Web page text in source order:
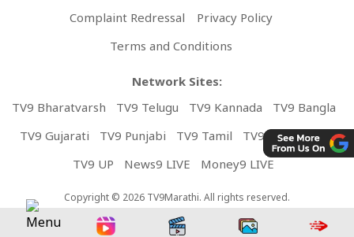
Complaint Redressal
Privacy Policy
Terms and Conditions
Network Sites:
TV9 Bharatvarsh
TV9 Telugu TV9 Kannada
TV9 Bangla
TV9 Gujarati
TV9 Punjabi TV9 Tamil
TV9 Malayalam
TV9 UP
News9 LIVE Money9 LIVE
Copyright © 2026 TV9Marathi. All rights reserved.